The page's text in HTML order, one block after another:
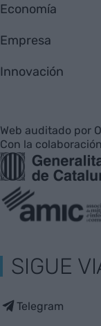
Economía
Empresa
Innovación
Web auditado por
Con la
SIGUE
Telegram